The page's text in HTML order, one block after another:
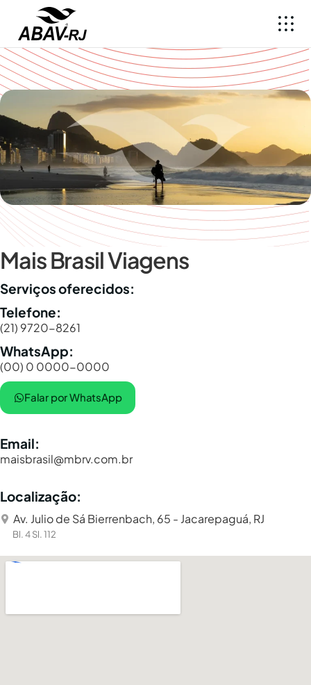
Mais Brasil Viagens
Serviços oferecidos:
Telefone:
(21) 9720-8261
WhatsApp:
(00) 0 0000-0000
Falar por WhatsApp
Email:
maisbrasil@mbrv.com.br
Localização:
Av. Julio de Sá Bierrenbach, 65 - Jacarepaguá, RJ
Bl. 4 Sl. 112